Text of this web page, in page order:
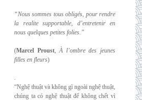
“Nous sommes tous obligés, pour rendre
la realite supportable, d’entretenir en
nous quelques petites folies.”
(Marcel Proust,À l’ombre des jeunes
filles en fleurs)
.
“Nghệ thuật và không gì ngoài nghệ thuật,
chúng ta có nghệ thuật để không chết vì